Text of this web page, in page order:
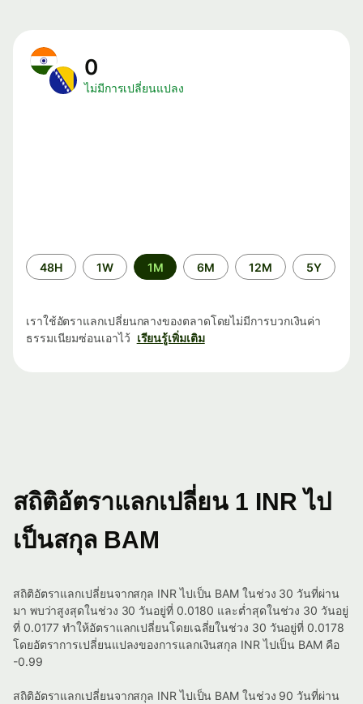
0
ไม่มีการเปลี่ยนแปลง
ระยะ
เวลา
48H 1W 1M 6M 12M 5Y
เราใช้อัตราแลกเปลี่ยนกลางของตลาดโดยไม่มีการบวกเงินค่า
ธรรมเนียมซ่อนเอาไว้ เรียนรู้เพิ่มเติม
สถิติอัตราแลกเปลี่ยน 1 INR ไป
เป็นสกุล BAM
สถิติอัตราแลกเปลี่ยนจากสกุล INR ไปเป็น BAM ในช่วง 30 วันที่ผ่าน
มา พบว่าสูงสุดในช่วง 30 วันอยู่ที่ 0.0180 และต่ำสุดในช่วง 30 วันอยู่
ที่ 0.0177 ทำให้อัตราแลกเปลี่ยนโดยเฉลี่ยในช่วง 30 วันอยู่ที่ 0.0178
โดยอัตราการเปลี่ยนแปลงของการแลกเงินสกุล INR ไปเป็น BAM คือ
-0.99
สถิติอัตราแลกเปลี่ยนจากสกุล INR ไปเป็น BAM ในช่วง 90 วันที่ผ่าน